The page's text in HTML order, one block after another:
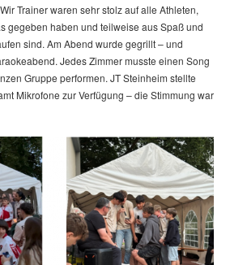
Trainer waren sehr stolz auf alle Athleten,
gegeben haben und teilweise aus Spaß und
sind. Am Abend wurde gegrillt – und
Jedes Zimmer musste einen Song
Gruppe performen. JT Steinheim stellte
Mikrofone zur Verfügung – die Stimmung war